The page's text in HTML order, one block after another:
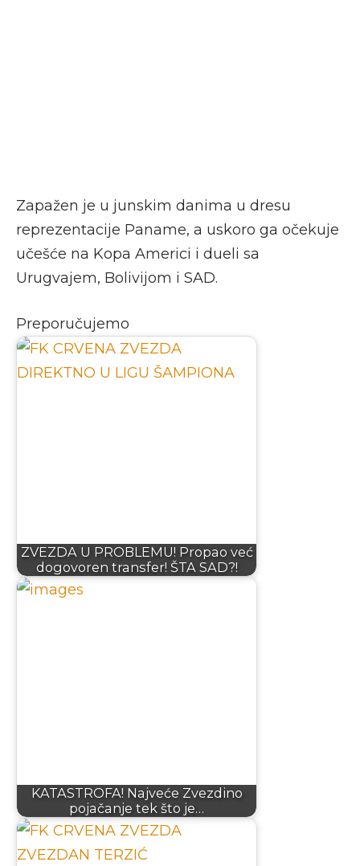
Zapažen je u junskim danima u dresu
reprezentacije Paname, a uskoro ga očekuje
učešće na Kopa Americi i dueli sa
Urugvajem, Bolivijom i SAD.
Preporučujemo
ZVEZDA U PROBLEMU! Propao već
dogovoren transfer! ŠTA SAD?!
KATASTROFA! Najveće Zvezdino
pojačanje tek što je…